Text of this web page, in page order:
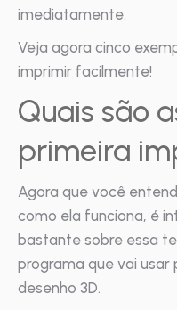
imediatamente.
Veja agora cinco
imprimir facilmente!
Quais são
primeira
Agora que você
como ela funciona, é
bastante sobre essa
programa que vai
desenho 3D.